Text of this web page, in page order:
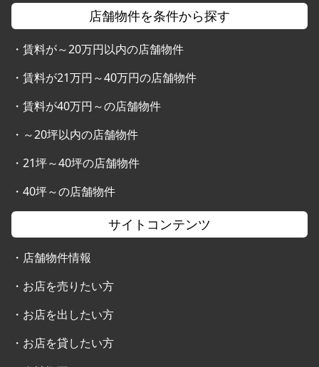
店舗物件を条件から探す
・ 賃料が～20万円以内の店舗物件
・ 賃料が21万円～40万円の店舗物件
・ 賃料が40万円～の店舗物件
・ ～20坪以内の店舗物件
・ 21坪～40坪の店舗物件
・ 40坪～の店舗物件
サイトコンテンツ
・ 店舗物件情報
・ お店を売りたい方
・ お店を出したい方
・ お店を貸したい方